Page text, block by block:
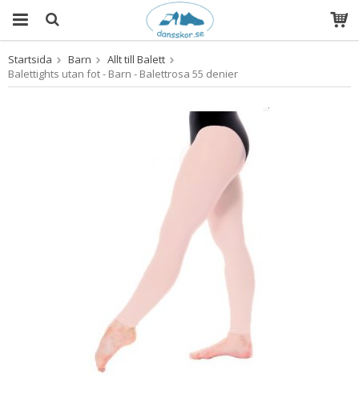
Produkten har blivit tillagd i varukorgen
Startsida Barn
Allt till Balett
Balettights utan fot - Barn - Balettrosa 55 denier